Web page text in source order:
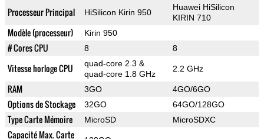
Processeur Principal HiSilicon Kirin 950
Huawei HiSilicon
KIRIN 710
Modèle (processeur) Kirin 950
# Cores CPU 8 8
Vitesse horloge CPU
quad-core 2.3 &
quad-core 1.8 GHz
2.2 GHz
RAM 3GO 4GO/6GO
Options de Stockage 32GO 64GO/128GO
Type Carte Mémoire MicroSD MicroSDXC
Capacité Max. Carte